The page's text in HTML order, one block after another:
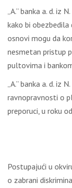
„A.” banka a. d. iz
kako bi
osnovi mogu da
nesmetan pristup
pultovima i
„A.” banka a. d. iz
ravnopravnosti o
preporuci, u roku
Postupajući u
o zabrani